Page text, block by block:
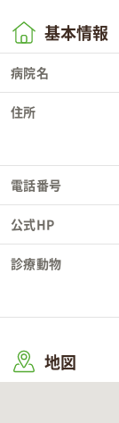
基本情報
病院名
住所
電話番号
公式HP
診療動物
地図